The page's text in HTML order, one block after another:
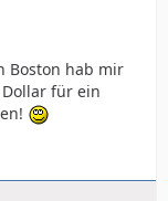
Boston hab mir
Dollar für ein